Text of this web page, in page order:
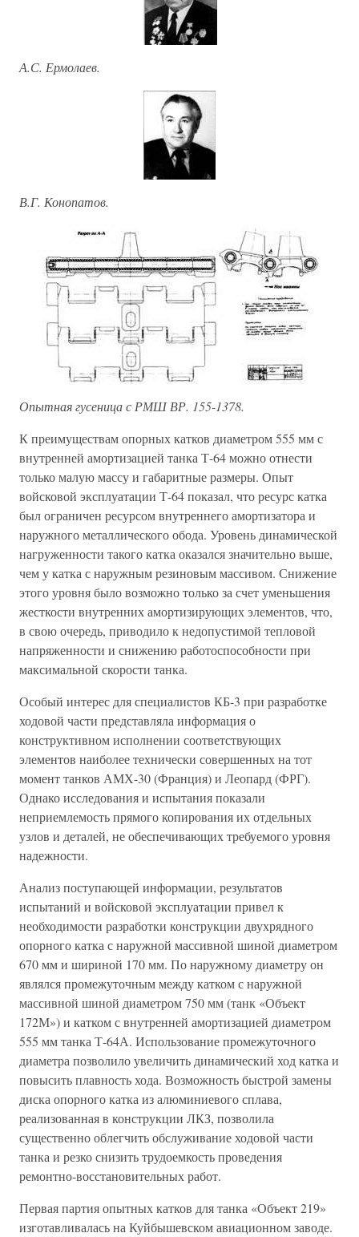
А.С. Ермолаев.
В.Г. Конопатов.
Опытная гусеница с РМШ ВР. 155-1378.
К преимуществам опорных катков диаметром 555 мм с
внутренней амортизацией танка Т-64 можно отнести
только малую массу и габаритные размеры. Опыт
войсковой эксплуатации Т-64 показал, что ресурс катка
был ограничен ресурсом внутреннего амортизатора и
наружного металлического обода. Уровень динамической
нагруженности такого катка оказался значительно выше,
чем у катка с наружным резиновым массивом. Снижение
этого уровня было возможно только за счет уменьшения
жесткости внутренних амортизирующих элементов, что,
в свою очередь, приводило к недопустимой тепловой
напряженности и снижению работоспособности при
максимальной скорости танка.
Особый интерес для специалистов КБ-3 при разработке
ходовой части представляла информация о
конструктивном исполнении соответствующих
элементов наиболее технически совершенных на тот
момент танков АМХ-30 (Франция) и Леопард (ФРГ).
Однако исследования и испытания показали
неприемлемость прямого копирования их отдельных
узлов и деталей, не обеспечивающих требуемого уровня
надежности.
Анализ поступающей информации, результатов
испытаний и войсковой эксплуатации привел к
необходимости разработки конструкции двухрядного
опорного катка с наружной массивной шиной диаметром
670 мм и шириной 170 мм. По наружному диаметру он
являлся промежуточным между катком с наружной
массивной шиной диаметром 750 мм (танк «Объект
172М») и катком с внутренней амортизацией диаметром
555 мм танка Т-64А. Использование промежуточного
диаметра позволило увеличить динамический ход катка и
повысить плавность хода. Возможность быстрой замены
диска опорного катка из алюминиевого сплава,
реализованная в конструкции ЛКЗ, позволила
существенно облегчить обслуживание ходовой части
танка и резко снизить трудоемкость проведения
ремонтно-восстановительных работ.
Первая партия опытных катков для танка «Объект 219»
изготавливалась на Куйбышевском авиационном заводе.